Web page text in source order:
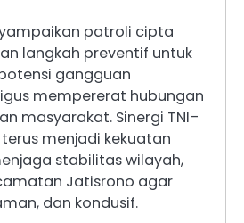
patroli cipta
langkah preventif untuk
gangguan
mempererat hubungan
masyarakat. Sinergi TNI–
menjadi kekuatan
stabilitas wilayah,
Jatisrono agar
dan kondusif.